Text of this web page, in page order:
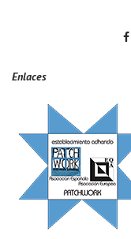
Enlaces